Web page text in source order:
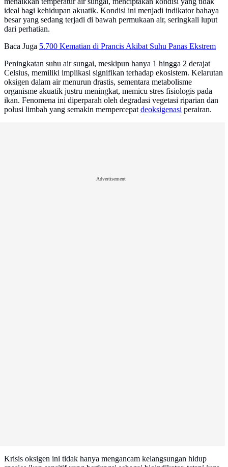
ideal bagi kehidupan akuatik. Kondisi ini menjadi indikator bahaya
besar yang sedang terjadi di bawah permukaan air, seringkali luput
dari perhatian.
Baca Juga 5.700 Kematian di Prancis Akibat Suhu Panas Ekstrem
Peningkatan suhu air sungai, meskipun hanya 1 hingga 2 derajat
Celsius, memiliki implikasi signifikan terhadap ekosistem. Kelarutan
oksigen dalam air menurun drastis, sementara metabolisme
organisme akuatik justru meningkat, memicu stres fisiologis pada
ikan. Fenomena ini diperparah oleh degradasi vegetasi riparian dan
polusi limbah yang semakin mempercepatdeoksigenasi perairan.
Advertisement
Krisis oksigen ini tidak hanya mengancam kelangsungan hidup